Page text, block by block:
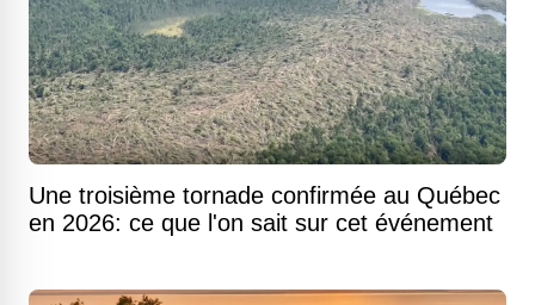
Une troisième tornade confirmée au Québec
en 2026: ce que l'on sait sur cet événement